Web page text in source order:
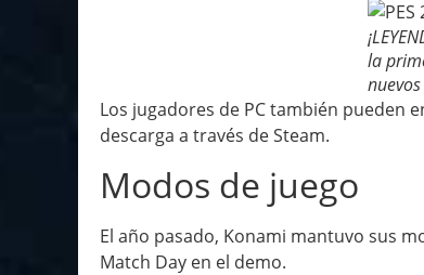
la
Los jugadores de PC también pueden
descarga a través de Steam.
Modos de juego
El año pasado, Konami mantuvo sus
Match Day en el demo.